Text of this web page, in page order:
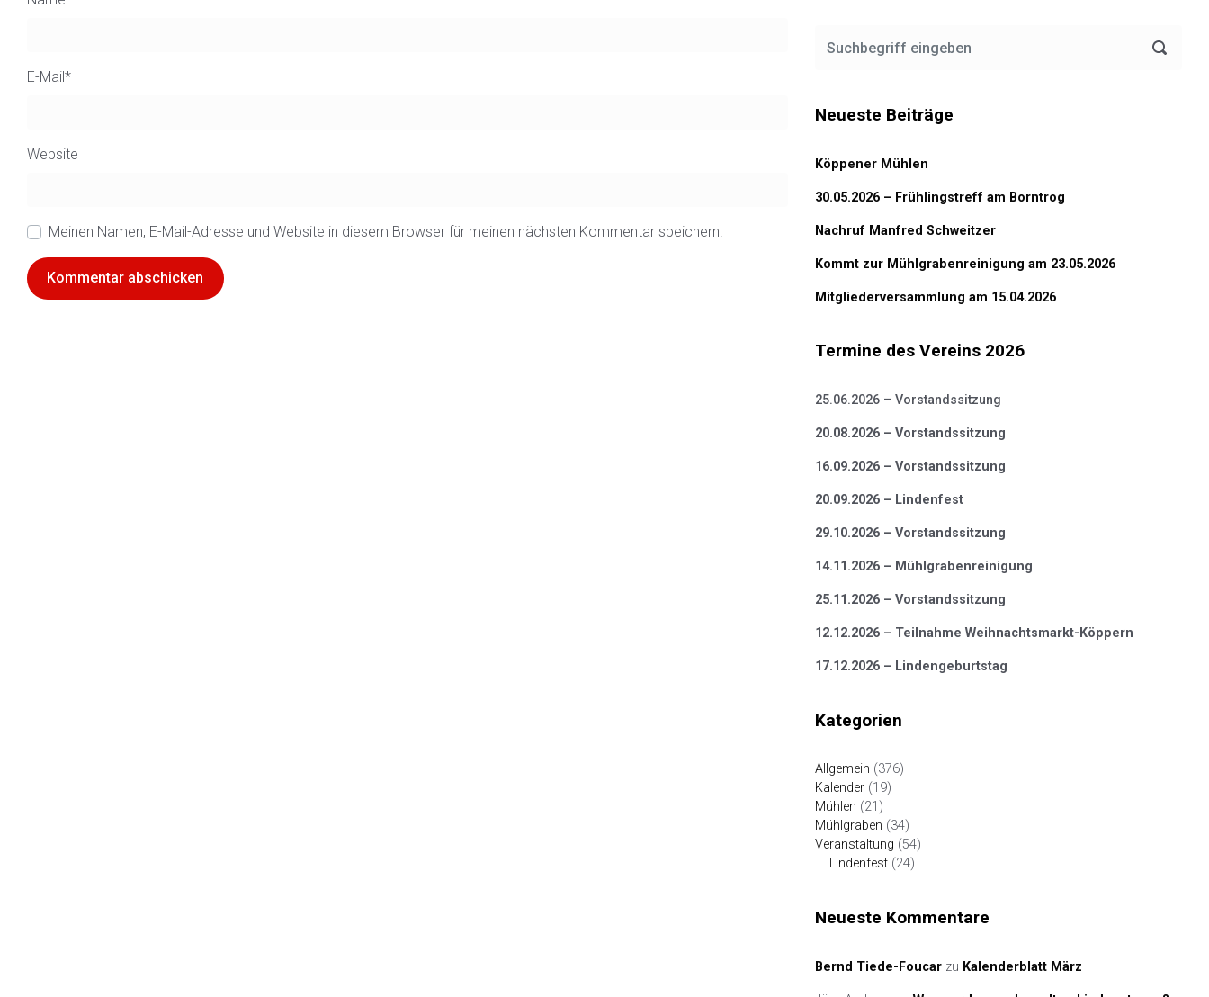
E-Mail*
Website
Meinen Namen, E-Mail-Adresse und Website in diesem Browser für meinen nächsten Kommentar speichern.
Neueste Beiträge
Köppener Mühlen
30.05.2026 – Frühlingstreff am Borntrog
Nachruf Manfred Schweitzer
Kommt zur Mühlgrabenreinigung am 23.05.2026
Mitgliederversammlung am 15.04.2026
Termine des Vereins 2026
25.06.2026 – Vorstandssitzung
20.08.2026 – Vorstandssitzung
16.09.2026 – Vorstandssitzung
20.09.2026 – Lindenfest
29.10.2026 – Vorstandssitzung
14.11.2026 – Mühlgrabenreinigung
25.11.2026 – Vorstandssitzung
12.12.2026 – Teilnahme Weihnachtsmarkt-Köppern
17.12.2026 – Lindengeburtstag
Kategorien
Allgemein (376)
Kalender (19)
Mühlen (21)
Mühlgraben (34)
Veranstaltung (54)
Lindenfest (24)
Neueste Kommentare
Bernd Tiede-Foucar zu Kalenderblatt März